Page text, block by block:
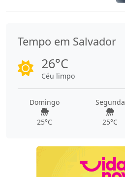
Tempo em Salvador
26°C
Céu limpo
Domingo
25°C
Segunda
25°C